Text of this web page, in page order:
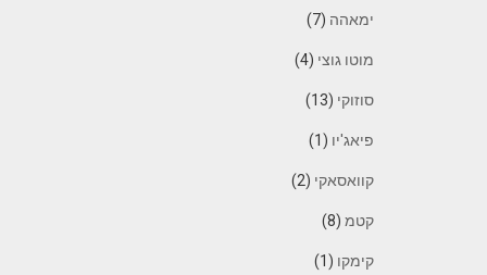
ימאהה (7)
מוטו גוצי (4)
סוזוקי (13)
פיאג'יו (1)
קוואסאקי (2)
קטמ(8)
קימקו (1)